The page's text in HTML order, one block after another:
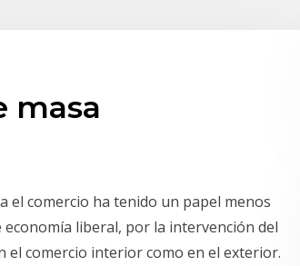
masa
el comercio ha tenido un papel menos
liberal, por la intervención del
el comercio interior como en el exterior.